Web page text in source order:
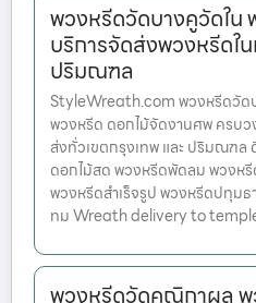
พวงหรีดวัดบางคูวัดใน
บริการจัดส่งพวงหรีดใน
ปริมณฑล
StyleWreath.com พวงหรีดวัด
พวงหรีด ดอกไม้จัดงานศพ ครบว
ส่งทั่วเขตกรุงเทพ และ ปริมณฑล
ดอกไม้สด พวงหรีดพัดลม พวงห
พวงหรีดสำเร็จรูป พวงหรีดปทุม
ทม Wreath delivery to
พวงหรีดวัดคณิกาผล พ